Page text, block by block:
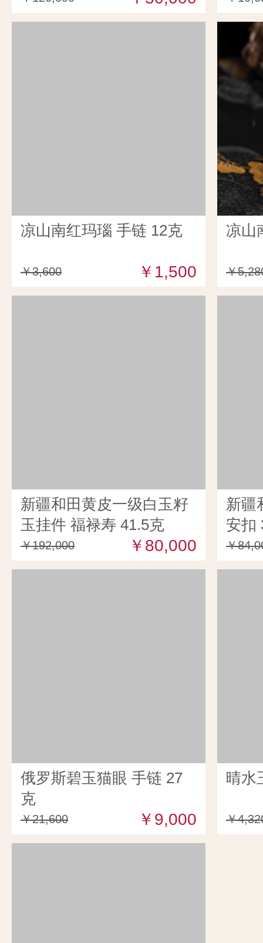
凉山南红玛瑙 手链 12克
￥3,600 ￥1,500
凉山
￥
新疆和田黄皮一级白玉籽
玉挂件 福禄寿 41.5克
￥192,000 ￥80,000
新疆
安扣
￥
俄罗斯碧玉猫眼 手链 27
克
￥21,600 ￥9,000
晴水
￥